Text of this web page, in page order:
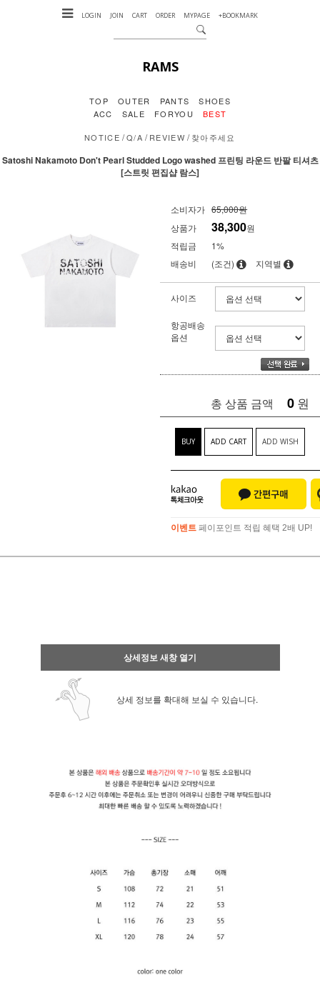
LOGIN JOIN CART ORDER MYPAGE +BOOKMARK
RAMS
TOP OUTER PANTS
SHOES
ACC
SALE FORYOU BEST
NOTICE /Q/A /REVIEW /찾아주세요
Satoshi Nakamoto Don't Pearl Studded Logo washed 프린팅 라운드 반팔 티셔츠
[스트릿 편집샵 람스]
소비자가 65,000원
상품가
38,300원
적립금
1%
배송비
(조건) 지역별
사이즈
항공배송
옵션
총 상품 금액 0 원
BUY ADD CART ADD WISH
이벤트 페이포인트 적립 혜택 2배 UP!
상세정보 새창 열기
상세 정보를 확대해 보실 수 있습니다.